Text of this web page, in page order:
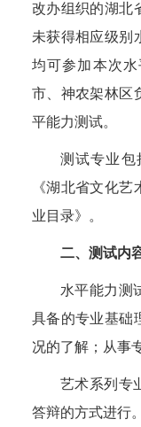
改办组织的湖北
未获得相应级别
均可参加本次
市、神农架林区
平能力测试。
测试专业包
《湖北省文化
业目录》。
二、测试内
水平能力测
具备的专业基础
况的了解；从事
艺术系列专
答辩的方式进行。